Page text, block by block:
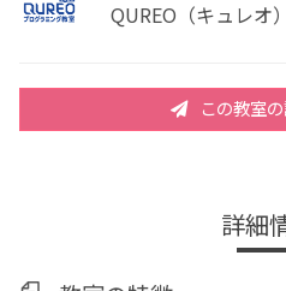
QUREO（キュレオ
この教室
詳細